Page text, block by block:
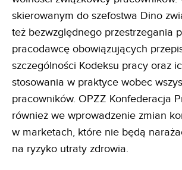
skierowanym do szefostwa Dino
też bezwzględnego przestrzegania
pracodawcę obowiązujących
szczególności Kodeksu pracy oraz
stosowania w praktyce wobec
pracowników. OPZZ Konfederacja
również we wprowadzenie zmian
w marketach, które nie będą
na ryzyko utraty zdrowia.